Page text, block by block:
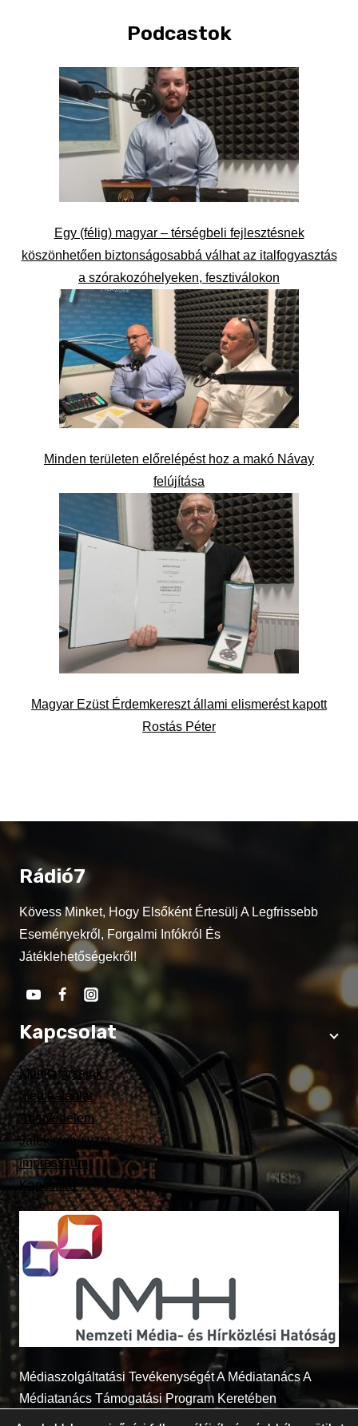
Podcastok
Egy (félig) magyar – térségbeli fejlesztésnek
köszönhetően biztonságosabbá válhat az italfogyasztás
a szórakozóhelyeken, fesztiválokon
Minden területen előrelépést hoz a makó Návay
felújítása
Magyar Ezüst Érdemkereszt állami elismerést kapott
Rostás Péter
Rádió7
Kövess Minket, Hogy Elsőként Értesülj A Legfrissebb
Eseményekről, Forgalmi Infókról És
Játéklehetőségekről!
Kapcsolat
Munkatársaink
Médiaajánlat
Adatvédelem
Játékszabályzat
Impresszum
Kapcsolat
Médiaszolgáltatási Tevékenységét A Médiatanács A
Médiatanács Támogatási Program Keretében